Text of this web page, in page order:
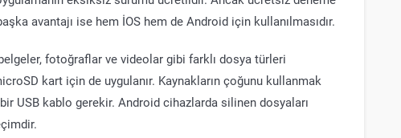
avantajı ise hem İOS hem de Android için kullanılmasıdır.
fotoğraflar ve videolar gibi farklı dosya türleri
kart için de uygulanır. Kaynakların çoğunu kullanmak
USB kablo gerekir. Android cihazlarda silinen dosyaları